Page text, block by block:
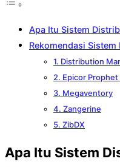
Apa Itu Sistem
Rekomendasi
1. Distribution
2. Epicor Prophet
3. Megaventory
4. Zangerine
5. ZibDX
Apa Itu Sistem